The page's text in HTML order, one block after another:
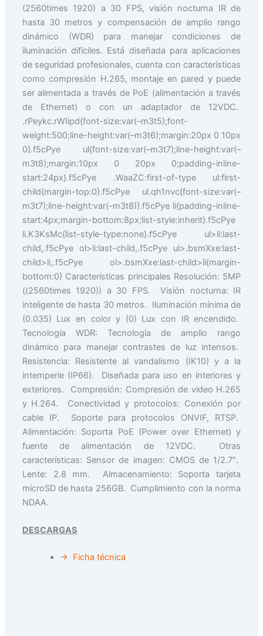
(2560times 1920) a 30 FPS, visión nocturna IR de
hasta 30 metros y compensación de amplio rango
dinámico (WDR) para manejar condiciones de
iluminación difíciles. Está diseñada para aplicaciones
de seguridad profesionales, cuenta con características
como compresión H.265, montaje en pared y puede
ser alimentada a través de PoE (alimentación a través
de Ethernet) o con un adaptador de 12VDC.
.rPeykc.rWIipd{font-size:var(–m3t5);font-
weight:500;line-height:var(–m3t6);margin:20px 0 10px
0}.f5cPye ul{font-size:var(–m3t7);line-height:var(–
m3t8);margin:10px 0 20px 0;padding-inline-
start:24px}.f5cPye .WaaZC:first-of-type ul:first-
child{margin-top:0}.f5cPye ul.qh1nvc{font-size:var(–
m3t7);line-height:var(–m3t8)}.f5cPye li{padding-inline-
start:4px;margin-bottom:8px;list-style:inherit}.f5cPye
li.K3KsMc{list-style-type:none}.f5cPye ul>li:last-
child,.f5cPye ol>li:last-child,.f5cPye ul>.bsmXxe:last-
child>li,.f5cPye ol>.bsmXxe:last-child>li{margin-
bottom:0} Características principales Resolución: 5MP
((2560times 1920)) a 30 FPS. Visión nocturna: IR
inteligente de hasta 30 metros. Iluminación mínima de
(0.035) Lux en color y (0) Lux con IR encendido.
Tecnología WDR: Tecnología de amplio rango
dinámico para manejar contrastes de luz intensos.
Resistencia: Resistente al vandalismo (IK10) y a la
intemperie (IP66). Diseñada para uso en interiores y
exteriores. Compresión: Compresión de video H.265
y H.264. Conectividad y protocolos: Conexión por
cable IP. Soporte para protocolos ONVIF, RTSP.
Alimentación: Soporta PoE (Power over Ethernet) y
fuente de alimentación de 12VDC. Otras
características: Sensor de imagen: CMOS de 1/2.7″.
Lente: 2.8 mm. Almacenamiento: Soporta tarjeta
microSD de hasta 256GB. Cumplimiento con la norma
NDAA.
DESCARGAS
→ Ficha técnica